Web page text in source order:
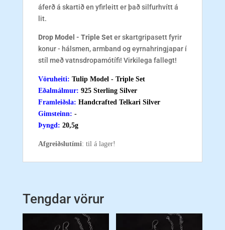
áferð á skartið en yfirleitt er það silfurhvítt á
lit.
Drop Model - Triple Seter skartgripasett fyrir
konur - hálsmen, armband og eyrnahringjapar í
stíl með vatnsdropamótífi! Virkilega fallegt!
Vöruheiti: Tulip Model - Triple Set
Eðalmálmur: 925 Sterling Silver
Framleiðsla: Handcrafted Telkari Silver
Gimsteinn: -
Þyngd: 20,5g
Afgreiðslutími: til á lager!
Tengdar vörur